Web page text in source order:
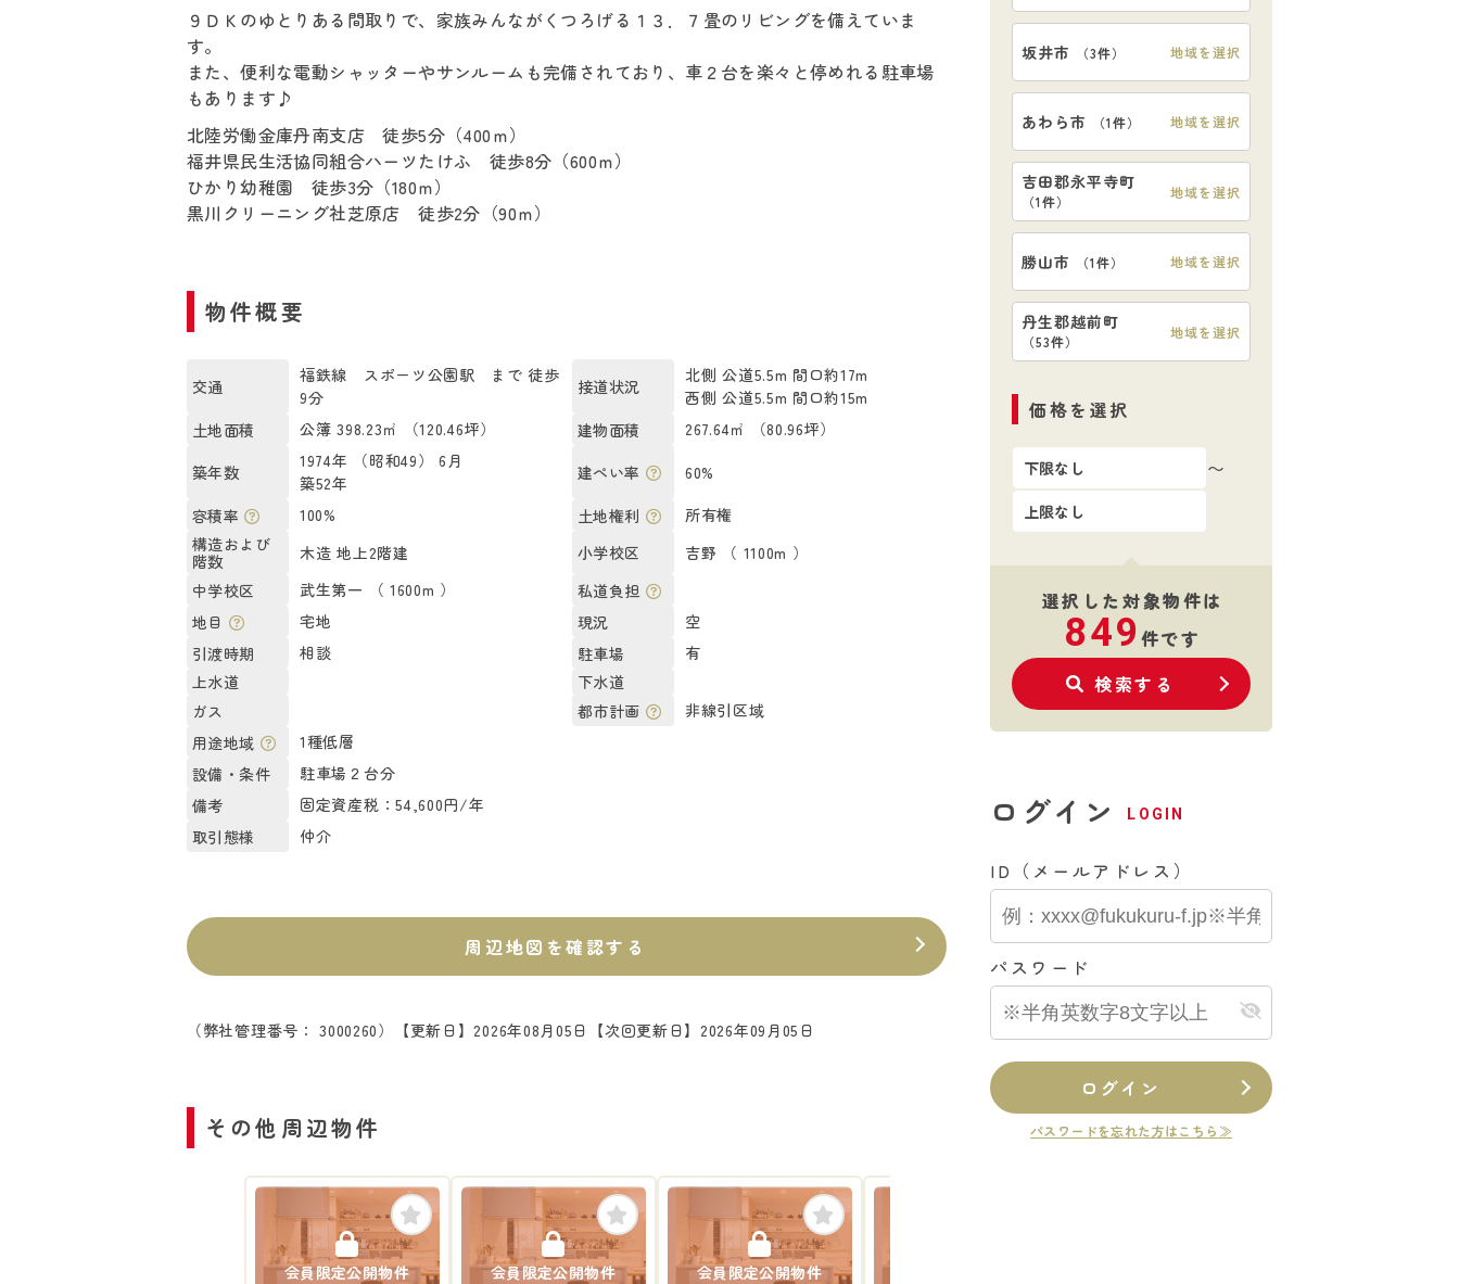
９ＤＫのゆとりある間取りで、家族みんながくつろげる１３．７畳のリビングを備えていま
す。
また、便利な電動シャッターやサンルームも完備されており、車２台を楽々と停めれる駐車場
もあります♪
北陸労働金庫丹南支店 徒歩5分（400ｍ）
福井県民生活協同組合ハーツたけふ 徒歩8分（600ｍ）
ひかり幼稚園 徒歩3分（180ｍ）
黒川クリーニング社芝原店 徒歩2分（90ｍ）
物件概要
交通
福鉄線 スポーツ公園駅 まで 徒歩
9分
接道状況
北側 公道5.5m 間口約17m
西側 公道5.5m 間口約15m
土地面積
公簿 398.23㎡ （120.46坪） 建物面積
267.64㎡ （80.96坪）
築年数
1974年 （昭和49） 6月
築52年
建ぺい率
60%
容積率
100% 土地権利
所有権
構造および
階数
木造 地上2階建 小学校区
吉野 （ 1100m ）
中学校区
武生第一 （ 1600m ）
私道負担
地目
宅地 現況
空
引渡時期
相談 駐車場
有
上水道
下水道
ガス
都市計画
非線引区域
用途地域
1種低層
設備・条件
駐車場２台分
備考
固定資産税：54,600円/年
取引態様
仲介
周辺地図を確認する
（弊社管理番号： 3000260） 【更新日】2026年08月05日 【次回更新日】2026年09月05日
その他周辺物件
会員限定公開物件 会員限定公開物件 会員限定公開物件
坂井市 （3件） 地域を選択
あわら市 （1件） 地域を選択
吉田郡永平寺町
（1件）
地域を選択
勝山市 （1件） 地域を選択
丹生郡越前町
（53件）
地域を選択
価格を選択
〜
選択した対象物件は
849 件です
検索する
ログイン LOGIN
ID（メールアドレス）
パスワード
ログイン
パスワードを忘れた方はこちら≫